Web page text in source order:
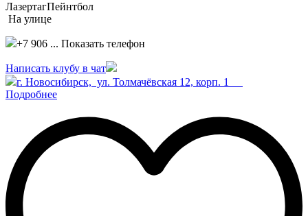
ЛазертагПейнтбол
На улице
+7 906 ... Показать телефон
Написать клубу в чат
г. Новосибирск, ул. Толмачёвская 12, корп. 1
Подробнее